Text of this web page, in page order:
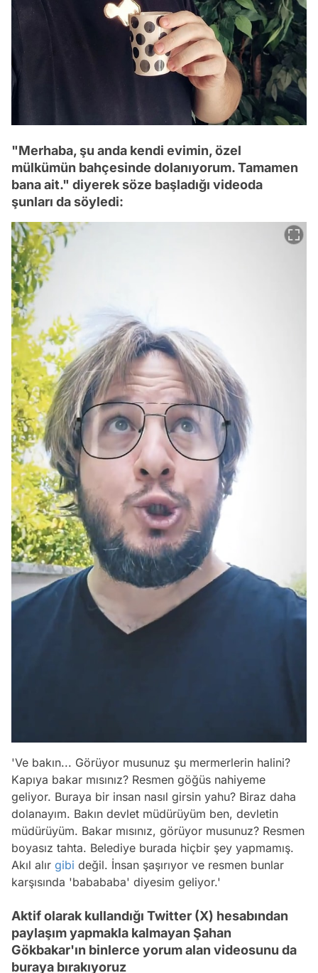
"Merhaba, şu anda kendi evimin, özel
mülkümün bahçesinde dolanıyorum. Tamamen
bana ait." diyerek söze başladığı videoda
şunları da söyledi:
'Ve bakın... Görüyor musunuz şu mermerlerin halini?
Kapıya bakar mısınız? Resmen göğüs nahiyeme
geliyor. Buraya bir insan nasıl girsin yahu? Biraz daha
dolanayım. Bakın devlet müdürüyüm ben, devletin
müdürüyüm. Bakar mısınız, görüyor musunuz? Resmen
boyasız tahta. Belediye burada hiçbir şey yapmamış.
Akıl alır gibi değil. İnsan şaşırıyor ve resmen bunlar
karşısında 'babababa' diyesim geliyor.'
Aktif olarak kullandığı Twitter (X) hesabından
paylaşım yapmakla kalmayan Şahan
Gökbakar'ın binlerce yorum alan videosunu da
buraya bırakıyoruz